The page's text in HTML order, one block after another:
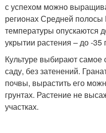
с успехом можно
регионах Средней полосы
температуры опускаются
укрытии растения – до -35
Культуре выбирают самое
саду, без затенений.
почвы, вырастить его
грунтах. Растение не
участках.